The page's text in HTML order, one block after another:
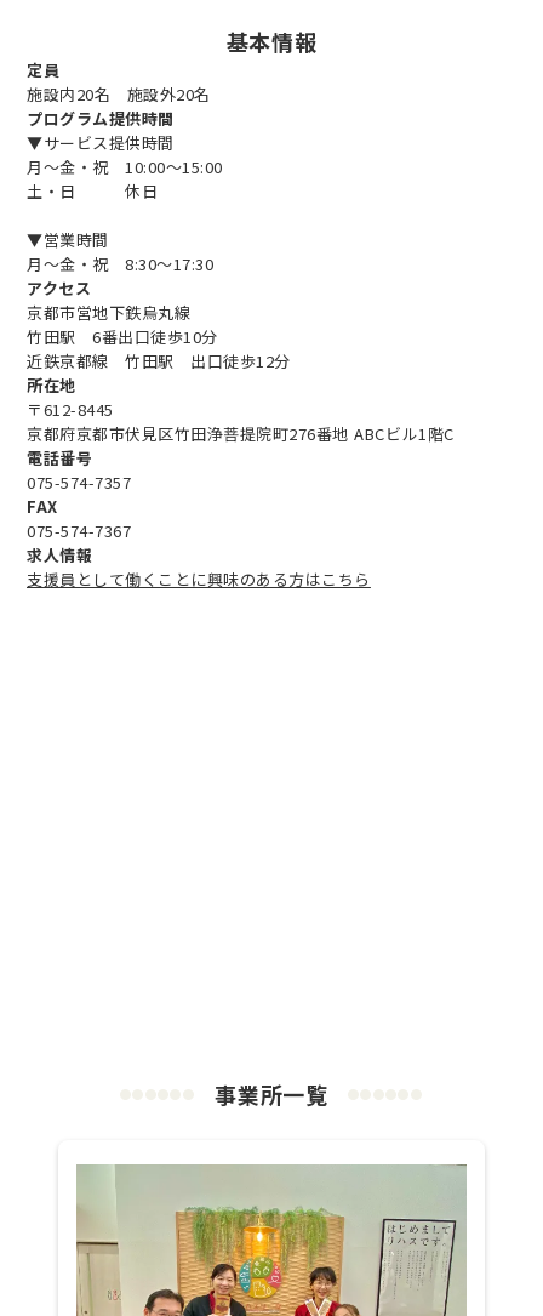
基本情報
定員
施設内20名 施設外20名
プログラム提供時間
▼サービス提供時間
月～金・祝 10:00～15:00
土・日 休日
▼営業時間
月～金・祝 8:30～17:30
アクセス
京都市営地下鉄烏丸線
竹田駅 6番出口徒歩10分
近鉄京都線 竹田駅 出口徒歩12分
所在地
〒612-8445
京都府京都市伏見区竹田浄菩提院町276番地 ABCビル1階C
電話番号
075-574-7357
FAX
075-574-7367
求人情報
支援員として働くことに興味のある方はこちら
事業所一覧